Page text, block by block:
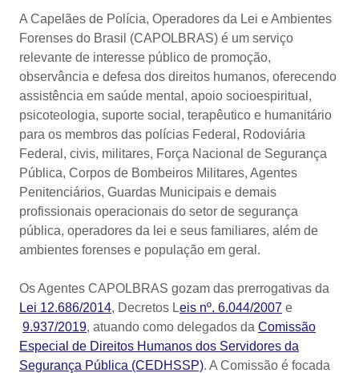
A Capelães de Polícia, Operadores da Lei e Ambientes
Forenses do Brasil (CAPOLBRAS) é um serviço
relevante de interesse público de promoção,
observância e defesa dos direitos humanos, oferecendo
assistência em saúde mental, apoio socioespiritual,
psicoteologia, suporte social, terapêutico e humanitário
para os membros das polícias Federal, Rodoviária
Federal, civis, militares, Força Nacional de Segurança
Pública, Corpos de Bombeiros Militares, Agentes
Penitenciários, Guardas Municipais e demais
profissionais operacionais do setor de segurança
pública, operadores da lei e seus familiares, além de
ambientes forenses e população em geral.
Os Agentes CAPOLBRAS gozam das prerrogativas da
Lei 12.686/2014, Decretos Leis nº. 6.044/2007 e
9.937/2019, atuando como delegados da Comissão
Especial de Direitos Humanos dos Servidores da
Segurança Pública (CEDHSSP). A Comissão é focada